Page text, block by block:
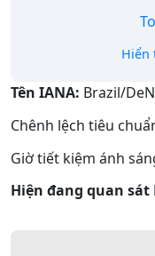
Hiển
Tên IANA: Brazil/
Chênh lệch tiêu
Giờ tiết kiệm ánh
Hiện đang quan sát